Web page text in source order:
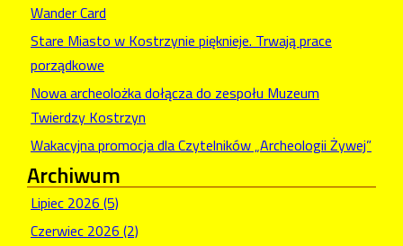
Wander Card
Stare Miasto w Kostrzynie pięknieje. Trwają prace
porządkowe
Nowa archeolożka dołącza do zespołu Muzeum
Twierdzy Kostrzyn
Wakacyjna promocja dla Czytelników „Archeologii Żywej”
Archiwum
Lipiec 2026 (5)
Czerwiec 2026 (2)